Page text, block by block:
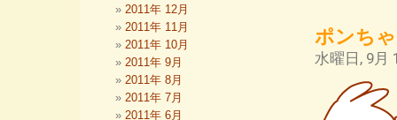
ポンち
水曜日, 9月
2011年 12月
2011年 11月
2011年 10月
2011年 9月
2011年 8月
2011年 7月
2011年 6月